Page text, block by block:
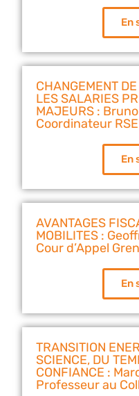
En
CHANGEMENT
LES SALARIES
MAJEURS :
Coordinateur
En
AVANTAGES
MOBILITES :
Cour d’Appel
En
TRANSITION
SCIENCE, DU
CONFIANCE :
Professeur au